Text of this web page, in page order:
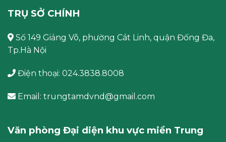
TRỤ SỞ CHÍNH
Số 149 Giảng Võ, phường Cát Linh, quận Đống Đa,
Tp.Hà Nội
Điện thoại: 024.3838.8008
Email: trungtamdvnd@gmail.com
Văn phòng Đại diện khu vực miền Trung